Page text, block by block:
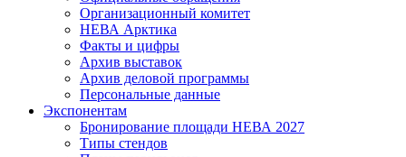
Организационный комитет
НЕВА Арктика
Факты и цифры
Архив выставок
Архив деловой программы
Персональные данные
Экспонентам
Бронирование площади НЕВА 2027
Типы стендов